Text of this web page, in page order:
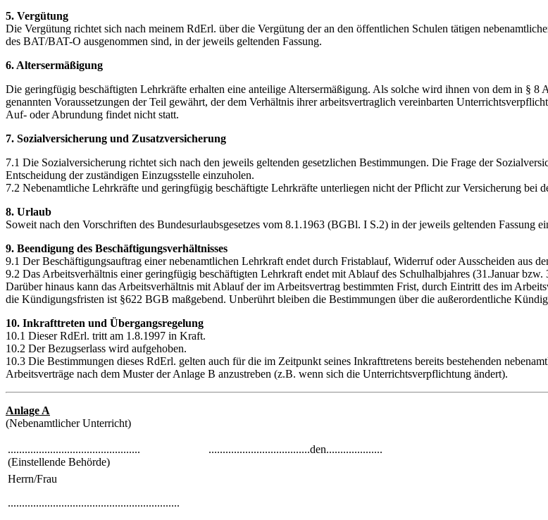
5. Vergütung
Die Vergütung richtet sich nach meinem RdErl. über die Vergütung der an den öffentlichen Schulen tätigen
des BAT/BAT-O ausgenommen sind, in der jeweils geltenden Fassung.
6. Altersermäßigung
Die geringfügig beschäftigten Lehrkräfte erhalten eine anteilige Altersermäßigung. Als solche wird ihnen von dem in §
genannten Voraussetzungen der Teil gewährt, der dem Verhältnis ihrer arbeitsvertraglich vereinbarten
Auf- oder Abrundung findet nicht statt.
7. Sozialversicherung und Zusatzversicherung
7.1 Die Sozialversicherung richtet sich nach den jeweils geltenden gesetzlichen Bestimmungen. Die Frage der
Entscheidung der zuständigen Einzugsstelle einzuholen.
7.2 Nebenamtliche Lehrkräfte und geringfügig beschäftigte Lehrkräfte unterliegen nicht der Pflicht zur Versicherung bei
8. Urlaub
Soweit nach den Vorschriften des Bundesurlaubsgesetzes vom 8.1.1963 (BGBl. I S.2) in der jeweils geltenden Fassung
9. Beendigung des Beschäftigungsverhältnisses
9.1 Der Beschäftigungsauftrag einer nebenamtlichen Lehrkraft endet durch Fristablauf, Widerruf oder Ausscheiden aus
9.2 Das Arbeitsverhältnis einer geringfügig beschäftigten Lehrkraft endet mit Ablauf des Schulhalbjahres (31.Januar
Darüber hinaus kann das Arbeitsverhältnis mit Ablauf der im Arbeitsvertrag bestimmten Frist, durch Eintritt des im
die Kündigungsfristen ist §622 BGB maßgebend. Unberührt bleiben die Bestimmungen über die außerordentliche
10. Inkrafttreten und Übergangsregelung
10.1 Dieser RdErl. tritt am 1.8.1997 in Kraft.
10.2 Der Bezugserlass wird aufgehoben.
10.3 Die Bestimmungen dieses RdErl. gelten auch für die im Zeitpunkt seines Inkrafttretens bereits bestehenden
Arbeitsverträge nach dem Muster der Anlage B anzustreben (z.B. wenn sich die Unterrichtsverpflichtung ändert).
Anlage A
(Nebenamtlicher Unterricht)
...............................................
(Einstellende Behörde)
....................................den....................
Herrn/Frau
.............................................................